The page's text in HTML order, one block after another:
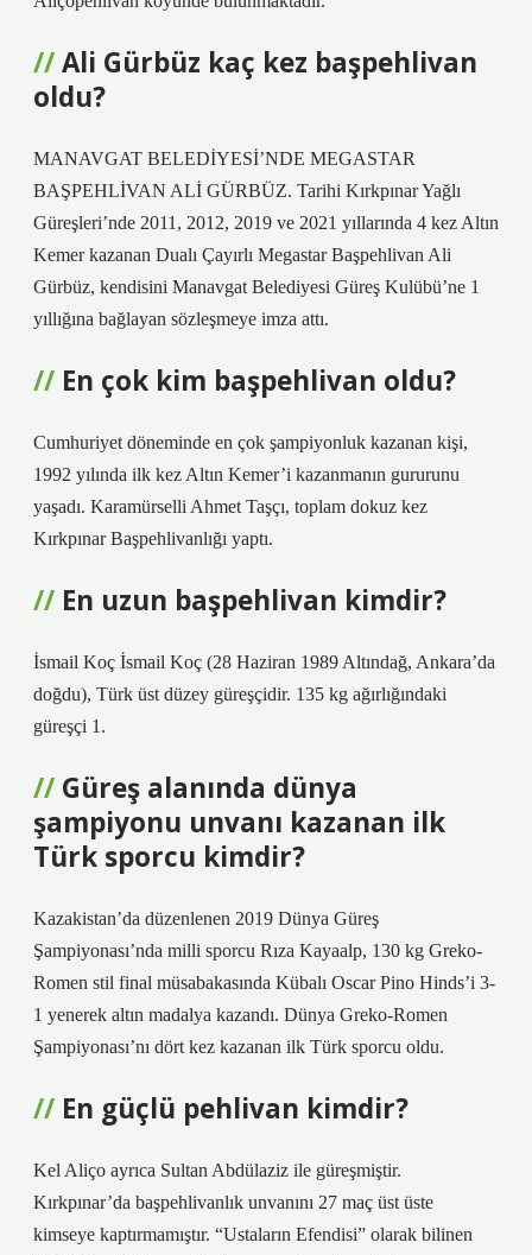
Ali Gürbüz kaç kez başpehlivan
oldu?
MANAVGAT BELEDİYESİ’NDE MEGASTAR
BAŞPEHLİVAN ALİ GÜRBÜZ. Tarihi Kırkpınar Yağlı
Güreşleri’nde 2011, 2012, 2019 ve 2021 yıllarında 4 kez Altın
Kemer kazanan Dualı Çayırlı Megastar Başpehlivan Ali
Gürbüz, kendisini Manavgat Belediyesi Güreş Kulübü’ne 1
yıllığına bağlayan sözleşmeye imza attı.
En çok kim başpehlivan oldu?
Cumhuriyet döneminde en çok şampiyonluk kazanan kişi,
1992 yılında ilk kez Altın Kemer’i kazanmanın gururunu
yaşadı. Karamürselli Ahmet Taşçı, toplam dokuz kez
Kırkpınar Başpehlivanlığı yaptı.
En uzun başpehlivan kimdir?
İsmail Koç İsmail Koç (28 Haziran 1989 Altındağ, Ankara’da
doğdu), Türk üst düzey güreşçidir. 135 kg ağırlığındaki
güreşçi 1.
Güreş alanında dünya
şampiyonu unvanı kazanan ilk
Türk sporcu kimdir?
Kazakistan’da düzenlenen 2019 Dünya Güreş
Şampiyonası’nda milli sporcu Rıza Kayaalp, 130 kg Greko-
Romen stil final müsabakasında Kübalı Oscar Pino Hinds’i 3-
1 yenerek altın madalya kazandı. Dünya Greko-Romen
Şampiyonası’nı dört kez kazanan ilk Türk sporcu oldu.
En güçlü pehlivan kimdir?
Kel Aliço ayrıca Sultan Abdülaziz ile güreşmiştir.
Kırkpınar’da başpehlivanlık unvanını 27 maç üst üste
kimseye kaptırmamıştır. “Ustaların Efendisi” olarak bilinen